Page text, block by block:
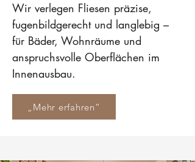
Wir verlegen Fliesen präzise,
fugenbildgerecht und langlebig –
für Bäder, Wohnräume und
anspruchsvolle Oberflächen im
Innenausbau.
„Mehr erfahren“